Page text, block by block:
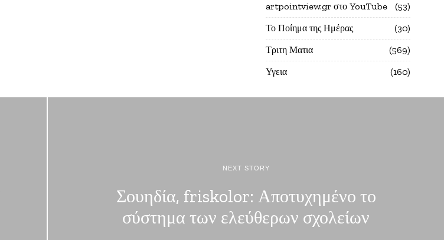
artpointview.gr στο YouTube
53
Το Ποίημα της Ημέρας
30
Τριτη Ματια
569
Υγεια
160
NEXT STORY
Σουηδία, friskolor: Αποτυχημένο το
σύστημα των ελεύθερων σχολείων